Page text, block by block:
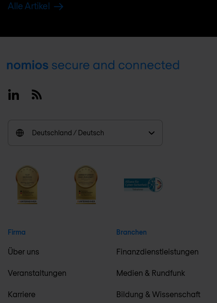
Alle Artikel
Footer
LinkedinRSS
Deutschland / Deutsch
Firma
Über uns
Veranstaltungen
Karriere
Branchen
Finanzdienstleistungen
Medien & Rundfunk
Bildung & Wissenschaft